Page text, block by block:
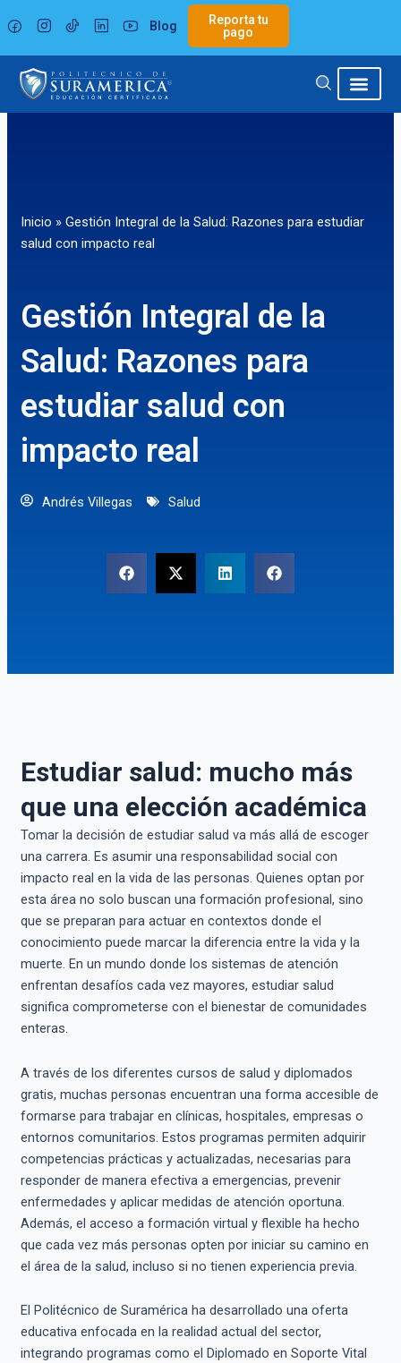
al
contenido
Blog
Reporta tu
pago
Inicio » Gestión Integral de la Salud: Razones para estudiar
salud con impacto real
Gestión Integral de la
Salud: Razones para
estudiar salud con
impacto real
Andrés Villegas Salud
Estudiar salud: mucho más
que una elección académica
Tomar la decisión de estudiar salud va más allá de escoger
una carrera. Es asumir una responsabilidad social con
impacto real en la vida de las personas. Quienes optan por
esta área no solo buscan una formación profesional, sino
que se preparan para actuar en contextos donde el
conocimiento puede marcar la diferencia entre la vida y la
muerte. En un mundo donde los sistemas de atención
enfrentan desafíos cada vez mayores, estudiar salud
significa comprometerse con el bienestar de comunidades
enteras.
A través de los diferentes cursos de salud y diplomados
gratis, muchas personas encuentran una forma accesible de
formarse para trabajar en clínicas, hospitales, empresas o
entornos comunitarios. Estos programas permiten adquirir
competencias prácticas y actualizadas, necesarias para
responder de manera efectiva a emergencias, prevenir
enfermedades y aplicar medidas de atención oportuna.
Además, el acceso a formación virtual y flexible ha hecho
que cada vez más personas opten por iniciar su camino en
el área de la salud, incluso si no tienen experiencia previa.
El Politécnico de Suramérica ha desarrollado una oferta
educativa enfocada en la realidad actual del sector,
integrando programas como el Diplomado en Soporte Vital